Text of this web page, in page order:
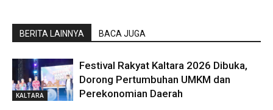
BERITA LAINNYA BACA JUGA
KALTARA
Festival Rakyat Kaltara 2026 Dibuka,
Dorong Pertumbuhan UMKM dan
Perekonomian Daerah